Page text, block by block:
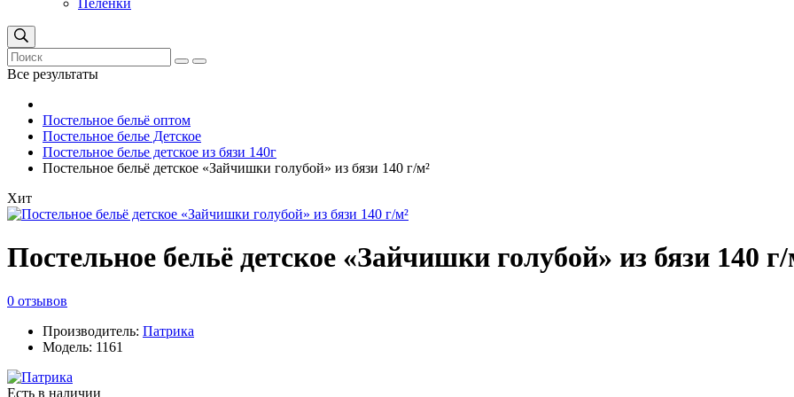
Все результаты
Постельное бельё оптом
Постельное белье Детское
Постельное белье детское из бязи 140г
Постельное бельё детское «Зайчишки голубой» из бязи 140 г/м²
Хит
Постельное бельё детское «Зайчишки голубой» из бязи 140 г/
0 отзывов
Производитель: Патрика
Модель: 1161
Есть в наличии